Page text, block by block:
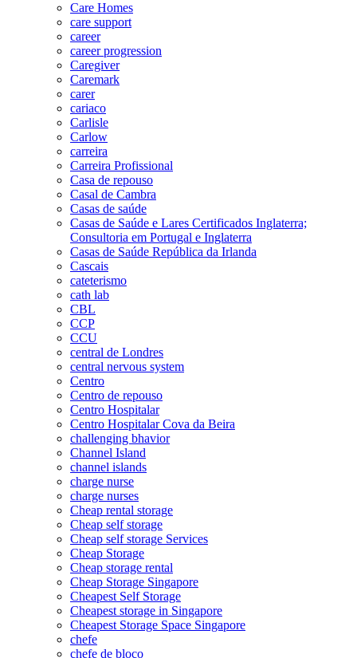
Care Homes
care support
career
career progression
Caregiver
Caremark
carer
cariaco
Carlisle
Carlow
carreira
Carreira Profissional
Casa de repouso
Casal de Cambra
Casas de saúde
Casas de Saúde e Lares Certificados Inglaterra;
Consultoria em Portugal e Inglaterra
Casas de Saúde República da Irlanda
Cascais
cateterismo
cath lab
CBL
CCP
CCU
central de Londres
central nervous system
Centro
Centro de repouso
Centro Hospitalar
Centro Hospitalar Cova da Beira
challenging bhavior
Channel Island
channel islands
charge nurse
charge nurses
Cheap rental storage
Cheap self storage
Cheap self storage Services
Cheap Storage
Cheap storage rental
Cheap Storage Singapore
Cheapest Self Storage
Cheapest storage in Singapore
Cheapest Storage Space Singapore
chefe
chefe de bloco